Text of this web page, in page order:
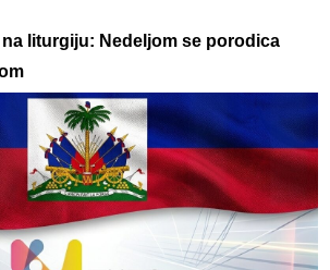
liturgiju: Nedeljom se porodica